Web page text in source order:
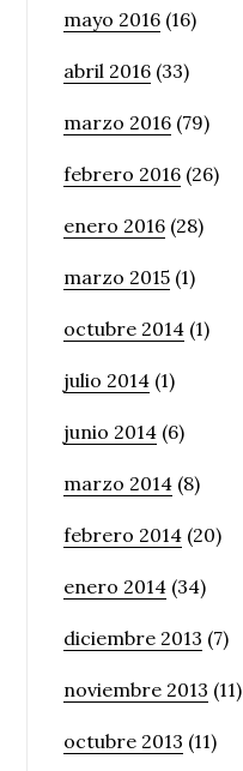
mayo 2016 (16)
abril 2016 (33)
marzo 2016 (79)
febrero 2016 (26)
enero 2016 (28)
marzo 2015 (1)
octubre 2014 (1)
julio 2014 (1)
junio 2014 (6)
marzo 2014 (8)
febrero 2014 (20)
enero 2014 (34)
diciembre 2013 (7)
noviembre 2013 (11)
octubre 2013 (11)